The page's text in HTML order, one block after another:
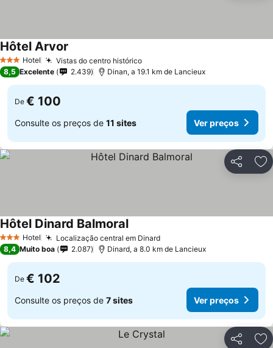
3 EstrelasHotel Vistas do centro histórico
Hôtel Arvor
8,5 Excelente 2.439 Dinan, a 19.1 km de Lancieux
De € 100
Consulte os preços de 11 sites Ver preços
Partilhar
3 EstrelasHotel Localização central em Dinard
Hôtel Dinard Balmoral
8,4 Muito boa 2.087 Dinard, a 8.0 km de Lancieux
De € 102
Consulte os preços de 7 sites Ver preços
Partilhar